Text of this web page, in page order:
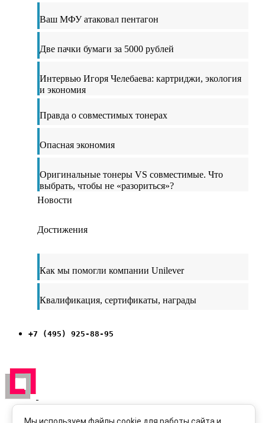
Ваш МФУ атаковал пентагон
Две пачки бумаги за 5000 рублей
Интервью Игоря Челебаева: картриджи, экология
и экономия
Правда о совместимых тонерах
Опасная экономия
Оригинальные тонеры VS совместимые. Что
выбрать, чтобы не «разориться»?
Новости
Достижения
Как мы помогли компании Unilever
Квалификация, сертификаты, награды
+7 (495) 925-88-95
ПОСТАВЩИКОВ